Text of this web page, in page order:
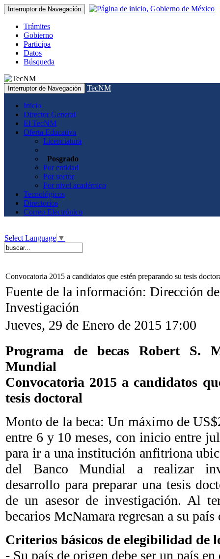
Interruptor de Navegación
Trámites
Gobierno
Participa
Datos
Búsqueda
Interruptor de Navegación TecNM
Inicio
Director General
El TecNM
Oferta Educativa
Licenciatura
Posgrado
Por entidad
Por sector
Por nivel académico
Tecnológicos
Directorios
Correo Electrónico
Select Language ▼
Convocatoria 2015 a candidatos que estén preparando su tesis
Fuente de la información: Dirección
Investigación
Jueves, 29 de Enero de 2015 17:00
Programa de becas Robert S.
Mundial
Convocatoria 2015 a candidatos
tesis doctoral
Monto de la beca: Un máximo de
entre 6 y 10 meses, con inicio entre
para ir a una institución anfitriona
del Banco Mundial a realizar
desarrollo para preparar una tesis
de un asesor de investigación. Al
becarios McNamara regresan a su
Criterios básicos de elegibilidad de
- Su país de origen debe ser un país